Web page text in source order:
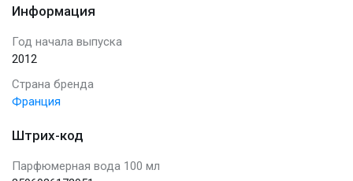
Информация
Год начала выпуска
2012
Страна бренда
Франция
Штрих-код
Парфюмерная вода 100 мл